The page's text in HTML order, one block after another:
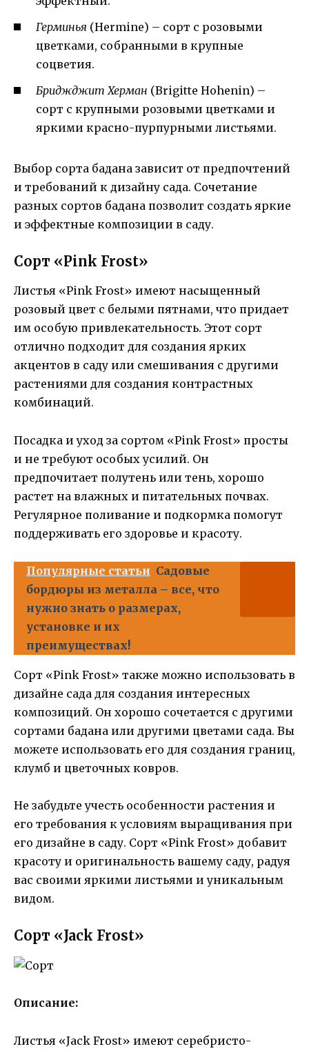
Герминья (Hermine) – сорт с розовыми
цветками, собранными в крупные
соцветия.
Бриджджит Херман (Brigitte Hohenin) –
сорт с крупными розовыми цветками и
яркими красно-пурпурными листьями.
Выбор сорта бадана зависит от предпочтений
и требований к дизайну сада. Сочетание
разных сортов бадана позволит создать яркие
и эффектные композиции в саду.
Сорт «Pink Frost»
Листья «Pink Frost» имеют насыщенный
розовый цвет с белыми пятнами, что придает
им особую привлекательность. Этот сорт
отлично подходит для создания ярких
акцентов в саду или смешивания с другими
растениями для создания контрастных
комбинаций.
Посадка и уход за сортом «Pink Frost» просты
и не требуют особых усилий. Он
предпочитает полутень или тень, хорошо
растет на влажных и питательных почвах.
Регулярное поливание и подкормка помогут
поддерживать его здоровье и красоту.
Популярные статьи Садовые
бордюры из металла – все, что
нужно знать о размерах,
установке и их
преимуществах!
Сорт «Pink Frost» также можно использовать в
дизайне сада для создания интересных
композиций. Он хорошо сочетается с другими
сортами бадана или другими цветами сада. Вы
можете использовать его для создания границ,
клумб и цветочных ковров.
Не забудьте учесть особенности растения и
его требования к условиям выращивания при
его дизайне в саду. Сорт «Pink Frost» добавит
красоту и оригинальность вашему саду, радуя
вас своими яркими листьями и уникальным
видом.
Сорт «Jack Frost»
Описание:
Листья «Jack Frost» имеют серебристо-